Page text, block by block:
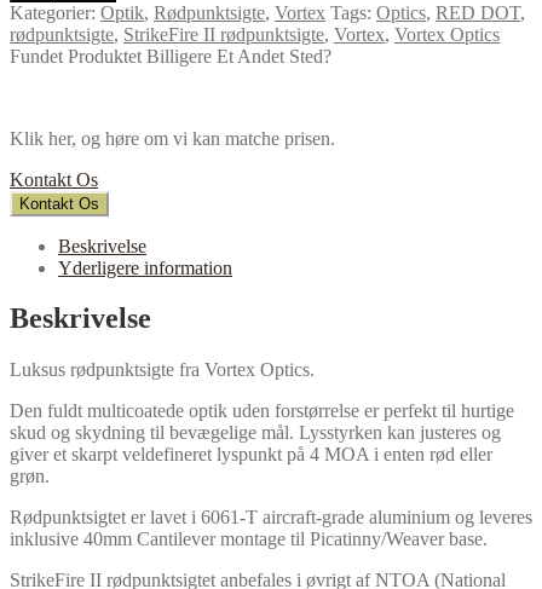
Kategorier: Optik, Rødpunktsigte, Vortex Tags: Optics, RED DOT,
rødpunktsigte, StrikeFire II rødpunktsigte, Vortex, Vortex Optics
Fundet Produktet Billigere Et Andet Sted?
Klik her, og høre om vi kan matche prisen.
Kontakt Os
Kontakt Os
Beskrivelse
Yderligere information
Beskrivelse
Luksus rødpunktsigte fra Vortex Optics.
Den fuldt multicoatede optik uden forstørrelse er perfekt til hurtige
skud og skydning til bevægelige mål. Lysstyrken kan justeres og
giver et skarpt veldefineret lyspunkt på 4 MOA i enten rød eller
grøn.
Rødpunktsigtet er lavet i 6061-T aircraft-grade aluminium og leveres
inklusive 40mm Cantilever montage til Picatinny/Weaver base.
StrikeFire II rødpunktsigtet anbefales i øvrigt af NTOA (National